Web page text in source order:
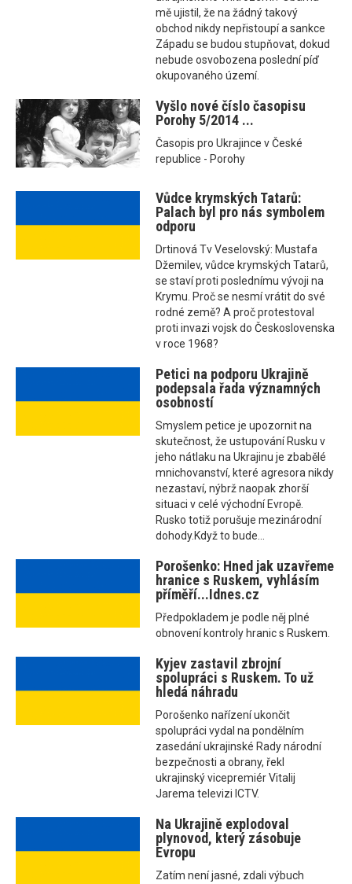
mě ujistil, že na žádný takový
obchod nikdy nepřistoupí a sankce
Západu se budou stupňovat, dokud
nebude osvobozena poslední píď
okupovaného území.
Vyšlo nové číslo časopisu
Porohy 5/2014 ...
Časopis pro Ukrajince v České
republice - Porohy
Vůdce krymských Tatarů:
Palach byl pro nás symbolem
odporu
Drtinová Tv Veselovský: Mustafa
Džemilev, vůdce krymských Tatarů,
se staví proti poslednímu vývoji na
Krymu. Proč se nesmí vrátit do své
rodné země? A proč protestoval
proti invazi vojsk do Československa
v roce 1968?
Petici na podporu Ukrajině
podepsala řada významných
osobností
Smyslem petice je upozornit na
skutečnost, že ustupování Rusku v
jeho nátlaku na Ukrajinu je zbabělé
mnichovanství, které agresora nikdy
nezastaví, nýbrž naopak zhorší
situaci v celé východní Evropě.
Rusko totiž porušuje mezinárodní
dohody.Když to bude...
Porošenko: Hned jak uzavřeme
hranice s Ruskem, vyhlásím
příměří...Idnes.cz
Předpokladem je podle něj plné
obnovení kontroly hranic s Ruskem.
Kyjev zastavil zbrojní
spolupráci s Ruskem. To už
hledá náhradu
Porošenko nařízení ukončit
spolupráci vydal na pondělním
zasedání ukrajinské Rady národní
bezpečnosti a obrany, řekl
ukrajinský vicepremiér Vitalij
Jarema televizi ICTV.
Na Ukrajině explodoval
plynovod, který zásobuje
Evropu
Zatím není jasné, zdali výbuch